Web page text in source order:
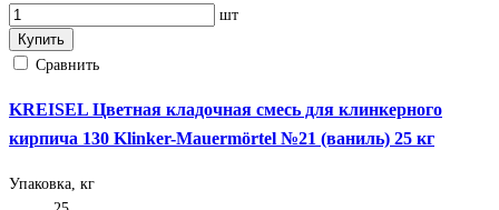
шт
Купить
Сравнить
KREISEL Цветная кладочная смесь для клинкерного
кирпича 130 Klinker-Mauermörtel №21 (ваниль) 25 кг
Упаковка, кг